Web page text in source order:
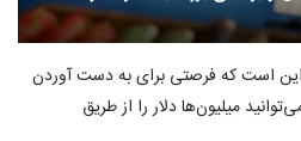
است که فرصتی برای به دست آوردن
میلیون‌ها دلار را از طریق